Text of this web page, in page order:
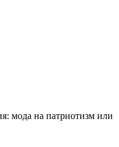
мода на патриотизм или